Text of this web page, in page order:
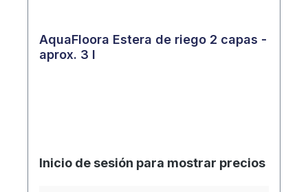
AquaFloora Estera de riego 2 capas -
aprox. 3 l
Inicio de sesión para mostrar precios